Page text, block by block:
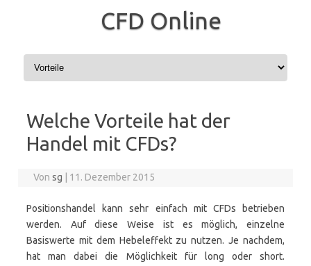
CFD Online
Zum Inhalt springen
Welche Vorteile hat der
Handel mit CFDs?
Vonsg 11. Dezember 2015
Positionshandel kann sehr einfach mit CFDs betrieben
werden. Auf diese Weise ist es möglich, einzelne
Basiswerte mit dem Hebeleffekt zu nutzen. Je nachdem,
hat man dabei die Möglichkeit für long oder short.